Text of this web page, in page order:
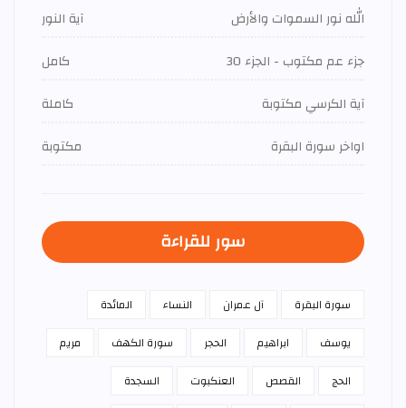
الله نور السموات والأرض
آية النور
جزء عم مكتوب - الجزء 30
كامل
آية الكرسي مكتوبة
كاملة
اواخر سورة البقرة
مكتوبة
سور للقراءة
سورة البقرة آل عمران النساء
المائدة
يوسف
ابراهيم الحجر سورة الكهف
مريم
الحج
القصص العنكبوت
السجدة